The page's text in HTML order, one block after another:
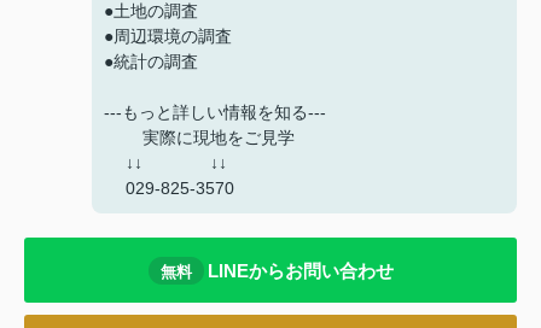
●土地の調査
●周辺環境の調査
●統計の調査
---もっと詳しい情報を知る---
実際に現地をご見学
↓↓ ↓↓
029-825-3570
無料 LINEからお問い合わせ